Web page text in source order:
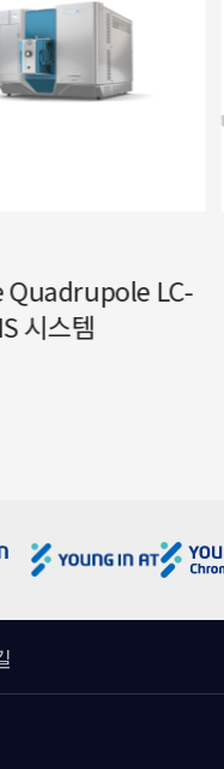
Quadrupole LC-
시스템